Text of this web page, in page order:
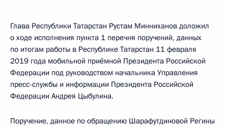
Глава Республики Татарстан Рустам Минниханов доложил
о ходе исполнения пункта 1 перечня поручений, данных
по итогам работы в Республике Татарстан 11 февраля
2019 года мобильной приёмной Президента Российской
Федерации под руководством начальника Управления
пресс-службы и информации Президента Российской
Федерации Андрея Цыбулина.
Поручение, данное по обращению Шарафутдиновой Регины